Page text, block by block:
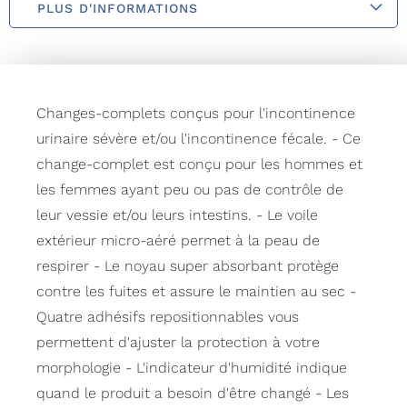
PLUS D'INFORMATIONS
Changes-complets conçus pour l'incontinence
urinaire sévère et/ou l'incontinence fécale. - Ce
change-complet est conçu pour les hommes et
les femmes ayant peu ou pas de contrôle de
leur vessie et/ou leurs intestins. - Le voile
extérieur micro-aéré permet à la peau de
respirer - Le noyau super absorbant protège
contre les fuites et assure le maintien au sec -
Quatre adhésifs repositionnables vous
permettent d'ajuster la protection à votre
morphologie - L'indicateur d'humidité indique
quand le produit a besoin d'être changé - Les